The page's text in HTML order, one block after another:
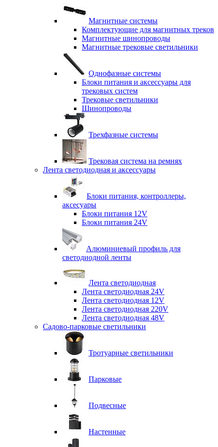
Магнитные системы
Комплектующие для магнитных треков
Магнитные шинопроводы
Магнитные трековые светильники
Однофазные системы
Блоки питания и аксессуары для
трековых систем
Трековые светильники
Шинопроводы
Трехфазные системы
Трековая система на ремнях
Лента светодиодная и аксессуары
Блоки питания, контроллеры,
аксесуары
Блоки питания 12V
Блоки питания 24V
Алюминиевый профиль для
светодиодной ленты
Лента светодиодная
Лента светодиодная 24V
Лента светодиодная 12V
Лента светодиодная 220V
Лента светодиодная 48V
Садово-парковые светильники
Тротуарные светильники
Парковые
Подвесные
Настенные